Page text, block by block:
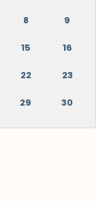
8 9
15 16
22 23
29 30